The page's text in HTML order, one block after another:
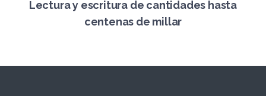
Lectura y escritura de cantidades hasta
centenas de millar